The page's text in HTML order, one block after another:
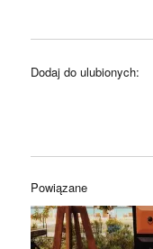
Dodaj do ulubionych:
Powiązane